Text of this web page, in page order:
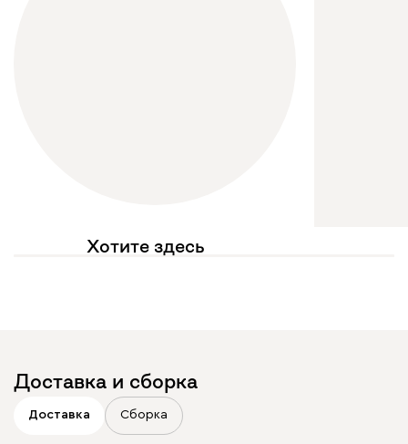
Хотите здесь
Доставка и сборка
Доставка Сборка